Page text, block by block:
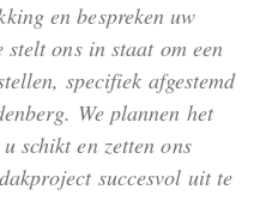
en bespreken uw
ons in staat om een
specifiek afgestemd
We plannen het
schikt en zetten ons
succesvol uit te